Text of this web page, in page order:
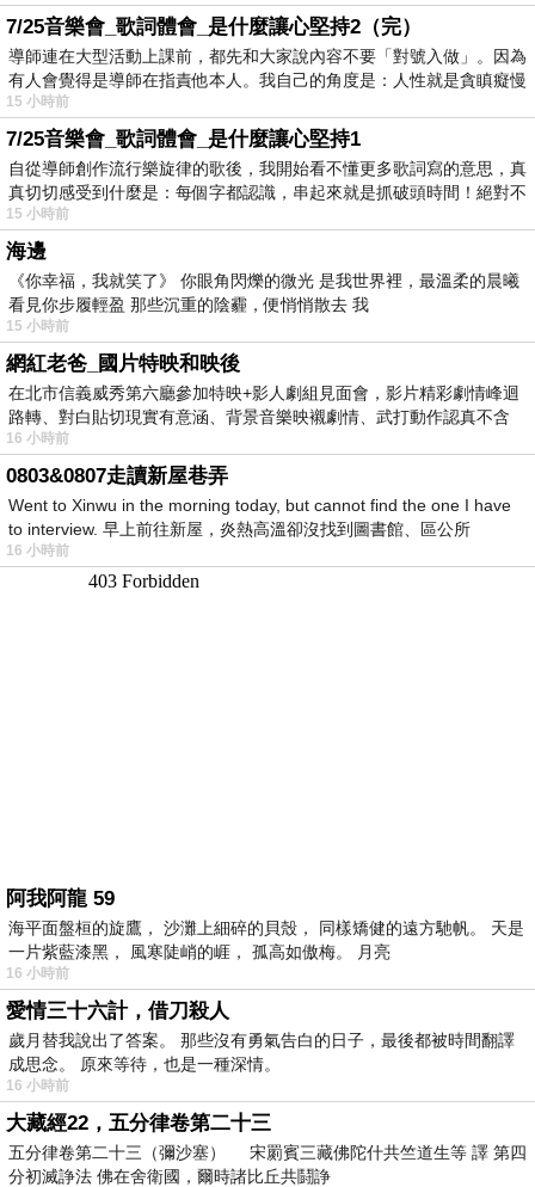
7/25音樂會_歌詞體會_是什麼讓心堅持2（完）
導師連在大型活動上課前，都先和大家說內容不要「對號入做」。因為
有人會覺得是導師在指責他本人。我自己的角度是：人性就是貪瞋癡慢
15 小時前
7/25音樂會_歌詞體會_是什麼讓心堅持1
自從導師創作流行樂旋律的歌後，我開始看不懂更多歌詞寫的意思，真
真切切感受到什麼是：每個字都認識，串起來就是抓破頭時間！絕對不
15 小時前
海邊
《你幸福，我就笑了》 你眼角閃爍的微光 是我世界裡，最溫柔的晨曦
看見你步履輕盈 那些沉重的陰霾，便悄悄散去 我
15 小時前
網紅老爸_國片特映和映後
在北市信義威秀第六廳參加特映+影人劇組見面會，影片精彩劇情峰迴
路轉、對白貼切現實有意涵、背景音樂映襯劇情、武打動作認真不含
糊、
16 小時前
0803&0807走讀新屋巷弄
Went to Xinwu in the morning today, but cannot find the one I have
to interview. 早上前往新屋，炎熱高溫卻沒找到圖書館、區公所
16 小時前
阿我阿龍 59
海平面盤桓的旋鷹， 沙灘上細碎的貝殼， 同樣矯健的遠方馳帆。 天是
一片紫藍漆黑， 風寒陡峭的崕， 孤高如傲梅。 月亮
16 小時前
愛情三十六計，借刀殺人
歲月替我說出了答案。 那些沒有勇氣告白的日子，最後都被時間翻譯
成思念。 原來等待，也是一種深情。
16 小時前
大藏經22，五分律卷第二十三
五分律卷第二十三（彌沙塞） 宋罽賓三藏佛陀什共竺道生等 譯 第四
分初滅諍法 佛在舍衛國，爾時諸比丘共鬪諍